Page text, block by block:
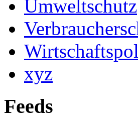
Umweltschutz
xyz
Feeds